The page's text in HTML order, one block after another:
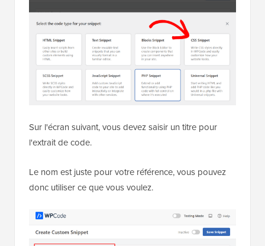
Sur l'écran suivant, vous devez saisir un titre pour
l'extrait de code.
Le nom est juste pour votre référence, vous pouvez
donc utiliser ce que vous voulez.